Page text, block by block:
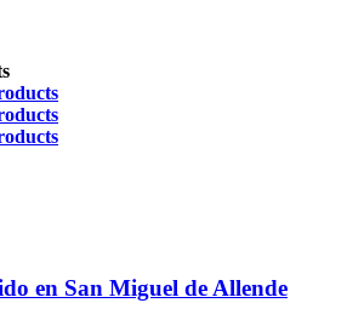
en San Miguel de Allende